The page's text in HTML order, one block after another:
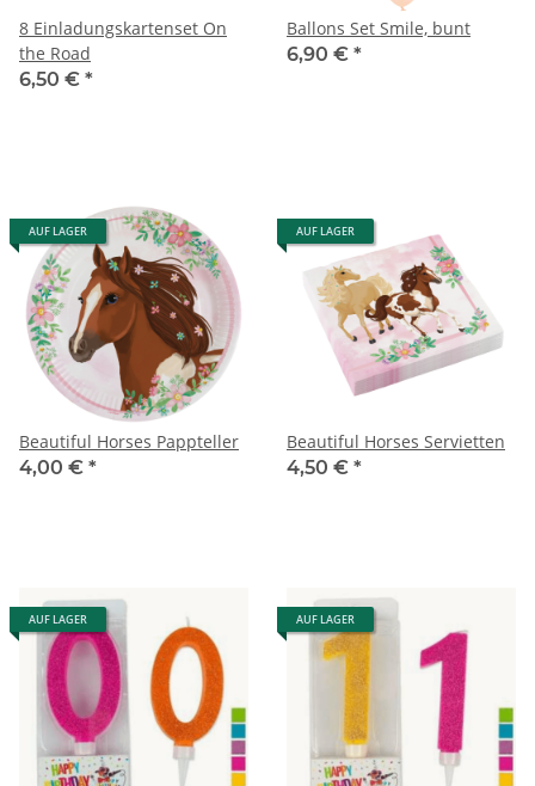
8 Einladungskartenset On
the Road
6,50 € *
Ballons Set Smile, bunt
6,90 € *
AUF LAGER
Beautiful Horses Pappteller
4,00 € *
AUF LAGER
Beautiful Horses Servietten
4,50 € *
AUF LAGER AUF LAGER